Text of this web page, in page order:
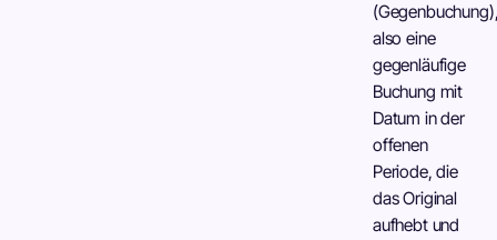
also eine
gegenläufige
Buchung mit
Datum in der
offenen
Periode, die
das Original
aufhebt und